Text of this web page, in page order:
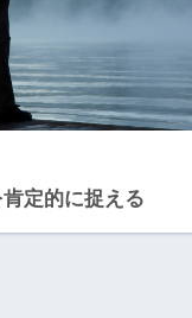
定的に捉える